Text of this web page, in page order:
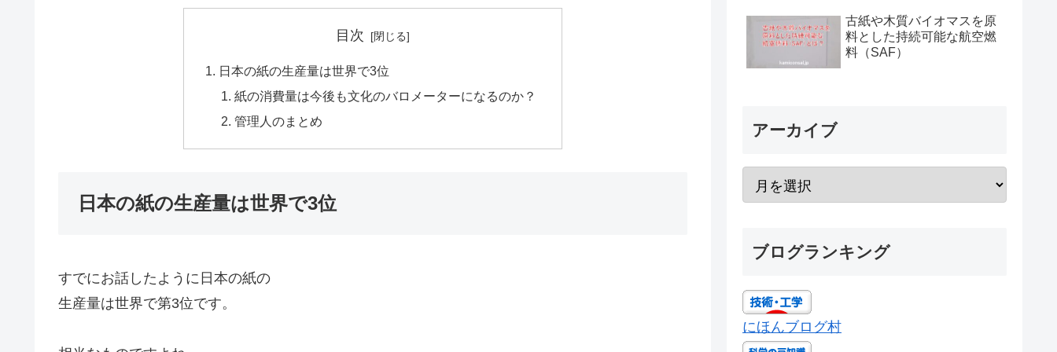
目次
日本の紙の生産量は世界で3位
紙の消費量は今後も文化のバロメーターになるのか？
管理人のまとめ
日本の紙の生産量は世界で3位
すでにお話したように日本の紙の
生産量は世界で第3位です。
古紙や木質バイオマスを原
料とした持続可能な航空燃
料（SAF）
アーカイブ
ブログランキング
にほんブログ村